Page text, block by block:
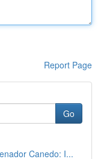
Report Page
Go
Canedo: I...